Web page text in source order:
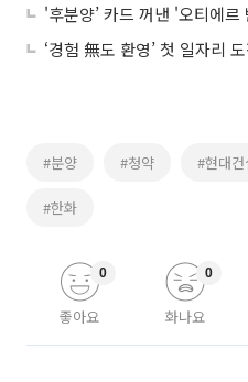
‘경험 無도 환영’ 첫 일자리
#분양 #청약 #현대건
#한화
좋아요
0
화나요
0